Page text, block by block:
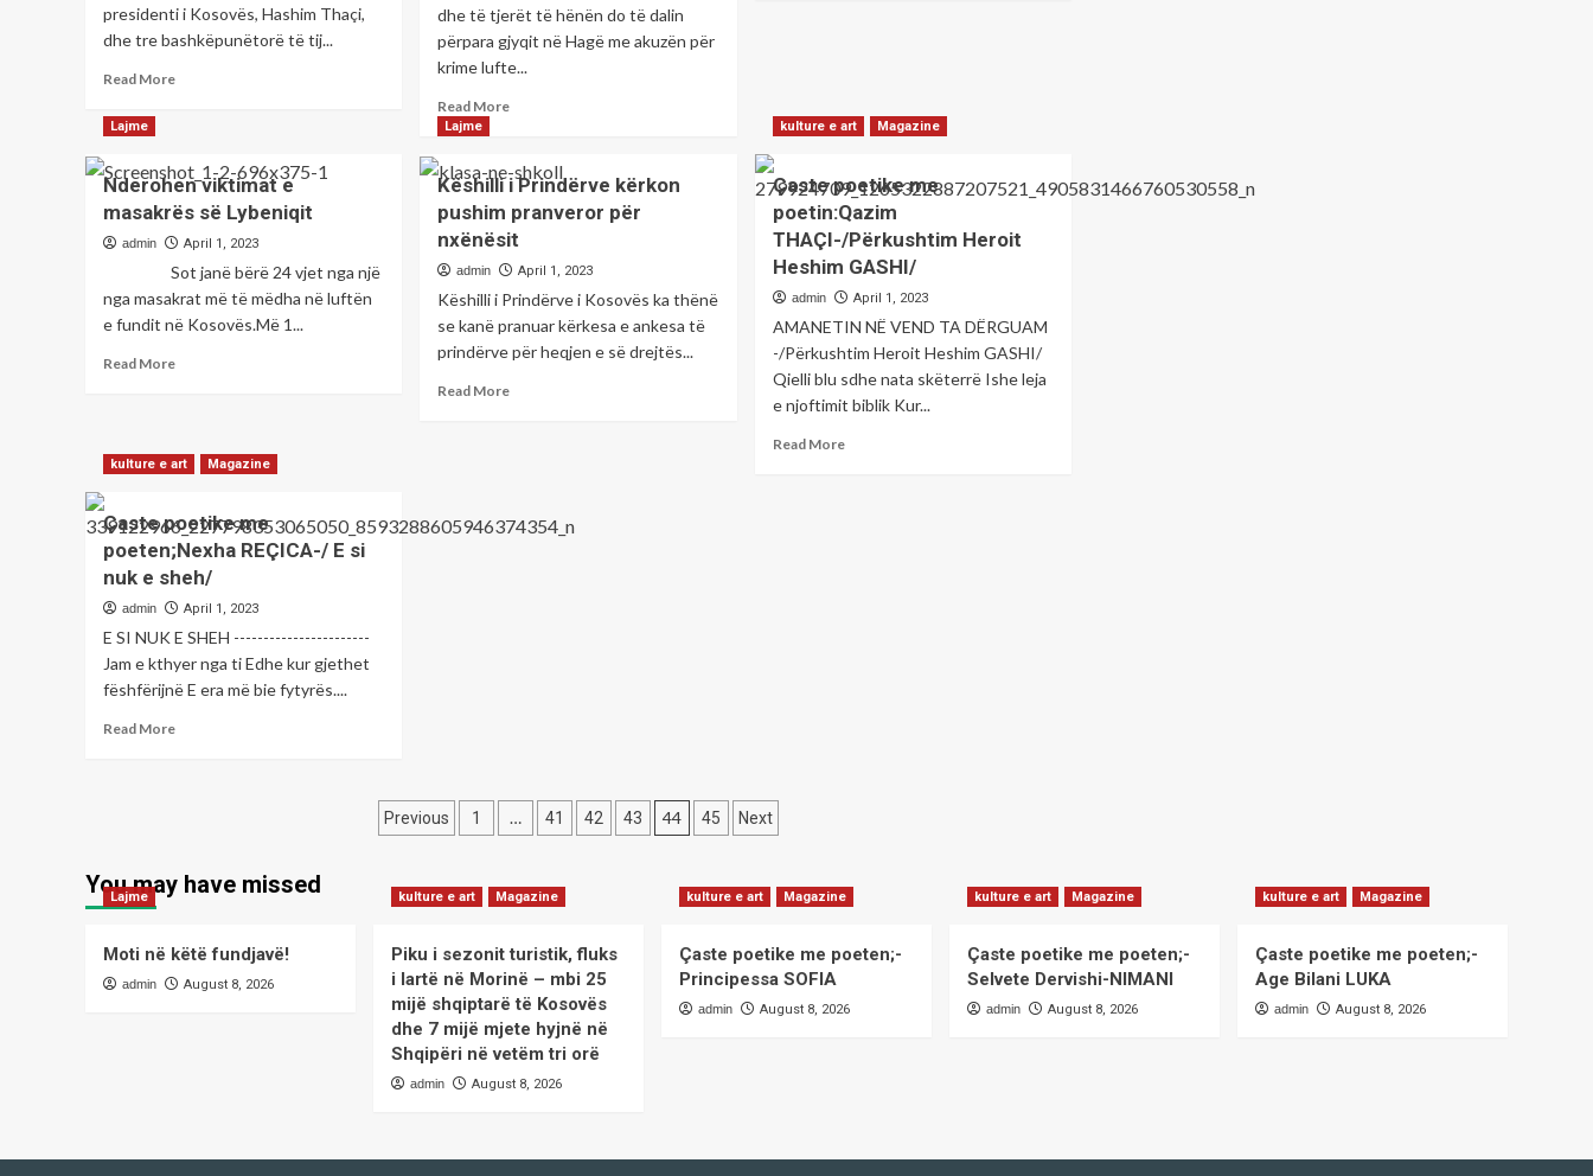
mbi
shtetin
presidenti i Kosovës, Hashim Thaçi,
dhe tre bashkëpunëtorë të tij...
Read MoreRead
i
Speciales
në
Hagë
zbulon
se
sa
do
zgjas
rasteve
kundër
krerëve
të
së
dhe të tjerët të hënën do të dalin
përpara gjyqit në Hagë me akuzën për
krime lufte...
Read MoreRead
Thaçi
të
hënën
para
gjykatës,
Rama:
Vetë
Biden
e
si
të
Lajme
Nderohen viktimat e
masakrës së Lybeniqit
admin April 1, 2023
Sot janë bërë 24 vjet nga një
nga masakrat më të mëdha në luftën
e fundit në Kosovës.Më 1...
Read MoreRead
viktimat
e
së
Lybeniqit
Lajme
Këshilli i Prindërve kërkon
pushim pranveror për
nxënësit
admin April 1, 2023
Këshilli i Prindërve i Kosovës ka thënë
se kanë pranuar kërkesa e ankesa të
prindërve për heqjen e së drejtës...
Read MoreRead
kërkon
kulture e art Magazine
Çaste poetike me
poetin:Qazim
THAÇI-/Përkushtim Heroit
Heshim GASHI/
admin April 1, 2023
AMANETIN NË VEND TA DËRGUAM
-/Përkushtim Heroit Heshim GASHI/
Qielli blu sdhe nata skëterrë Ishe leja
e njoftimit biblik Kur...
Read MoreRead
kulture e art Magazine
Çaste poetike me
poeten;Nexha REÇICA-/ E si
nuk e sheh/
admin April 1, 2023
E SI NUK E SHEH -----------------------
Jam e kthyer nga ti Edhe kur gjethet
fëshfërijnë E era më bie fytyrës....
Read MoreRead
REÇICA-/
nuk
e
sheh/
Posts
Previous 1 … 41 42 43 44 45 Next
You may have missed
Lajme
Moti në këtë fundjavë!
admin August 8, 2026
kulture e art Magazine
Piku i sezonit turistik, fluks
i lartë në Morinë – mbi 25
mijë shqiptarë të Kosovës
dhe 7 mijë mjete hyjnë në
Shqipëri në vetëm tri orë
admin August 8, 2026
kulture e art Magazine
Çaste poetike me poeten;-
Principessa SOFIA
admin August 8, 2026
kulture e art Magazine
Çaste poetike me poeten;-
Selvete Dervishi-NIMANI
admin August 8, 2026
kulture e art Magazine
Çaste poetike me poeten;-
Age Bilani LUKA
admin August 8, 2026